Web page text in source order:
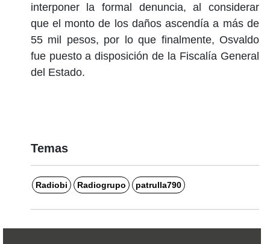
interponer la formal denuncia, al considerar
que el monto de los daños ascendía a más de
55 mil pesos, por lo que finalmente, Osvaldo
fue puesto a disposición de la Fiscalía General
del Estado.
Temas
Radiobi Radiogrupo patrulla790